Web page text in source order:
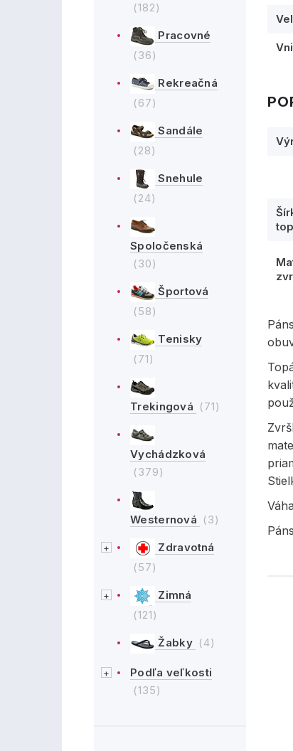
(182)
Pracovné
(36)
Rekreačná
(67)
Sandále
(28)
Snehule
(24)
Spoločenská
(30)
Športová
(58)
Tenisky
(71)
Trekingová (71)
Vychádzková
(379)
Westernová (3)
Zdravotná
(57)
Zimná
(121)
Žabky (4)
Podľa veľkosti
(135)